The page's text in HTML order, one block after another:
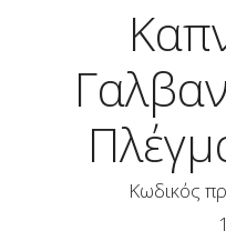
Κωδικός